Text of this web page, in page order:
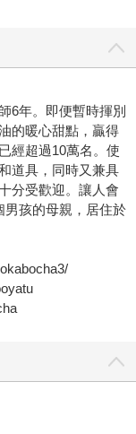
6年。即便暫時揮別
的暖心甜點，贏得
經超過10萬名。使
道具，同時又兼具
分受歡迎。讓人會
男孩的母親，居住於